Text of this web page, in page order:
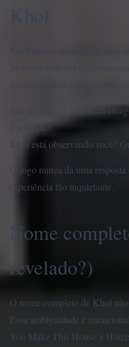
Khol
Em vez de agir como um
é ambíguo.
Khol está observando você?
O jogo nunca dá uma resposta
experiência tão inquietante.
Nome
revelado?)
O nome completo de Khol
Essa ambiguidade é
You Make This House a